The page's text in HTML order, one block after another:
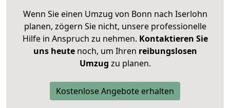
Wenn Sie einen Umzug von Bonn nach Iserlohn
planen, zögern Sie nicht, unsere professionelle
Hilfe in Anspruch zu nehmen. Kontaktieren Sie
uns heutenoch, um Ihren reibungslosen
Umzug zu planen.
Kostenlose Angebote erhalten